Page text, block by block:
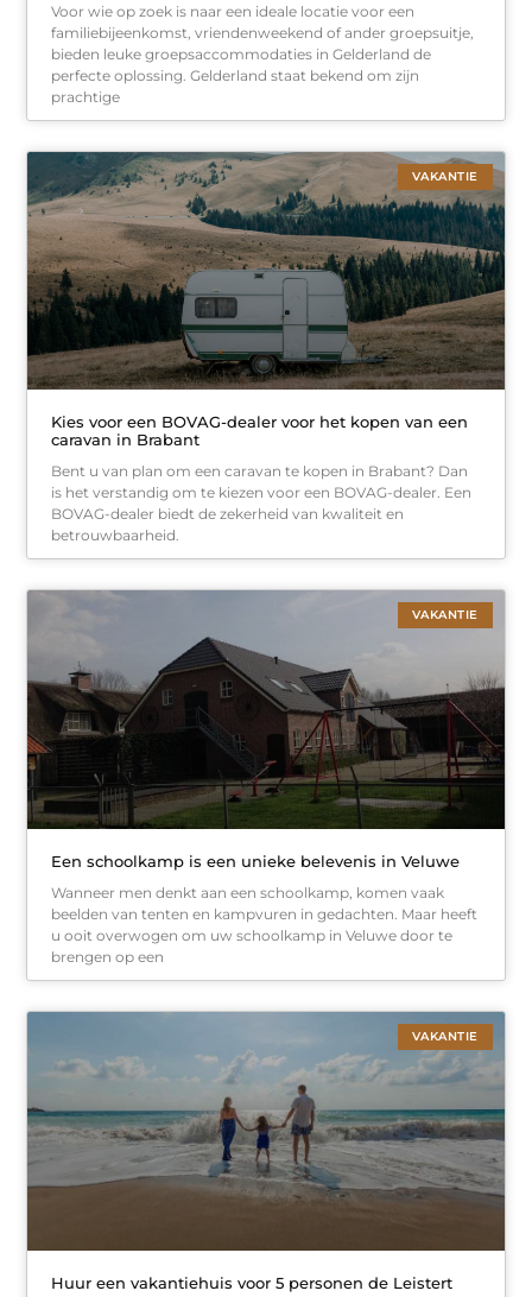
Voor wie op zoek is naar een ideale locatie voor een
familiebijeenkomst, vriendenweekend of ander groepsuitje,
bieden leuke groepsaccommodaties in Gelderland de
perfecte oplossing. Gelderland staat bekend om zijn
prachtige
VAKANTIE
Kies voor een BOVAG-dealer voor het kopen van een
caravan in Brabant
Bent u van plan om een caravan te kopen in Brabant? Dan
is het verstandig om te kiezen voor een BOVAG-dealer. Een
BOVAG-dealer biedt de zekerheid van kwaliteit en
betrouwbaarheid.
VAKANTIE
Een schoolkamp is een unieke belevenis in Veluwe
Wanneer men denkt aan een schoolkamp, komen vaak
beelden van tenten en kampvuren in gedachten. Maar heeft
u ooit overwogen om uw schoolkamp in Veluwe door te
brengen op een
VAKANTIE
Huur een vakantiehuis voor 5 personen de Leistert